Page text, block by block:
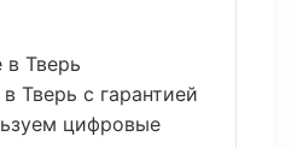
в Тверь
Тверь с гарантией
цифровые